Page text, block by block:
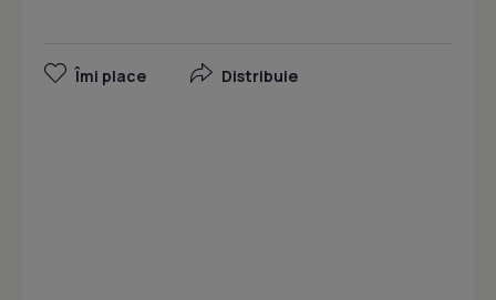
Îmi place Distribuie